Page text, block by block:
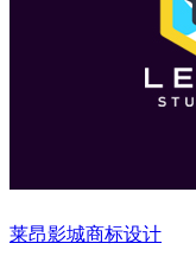
莱昂影城商标设计